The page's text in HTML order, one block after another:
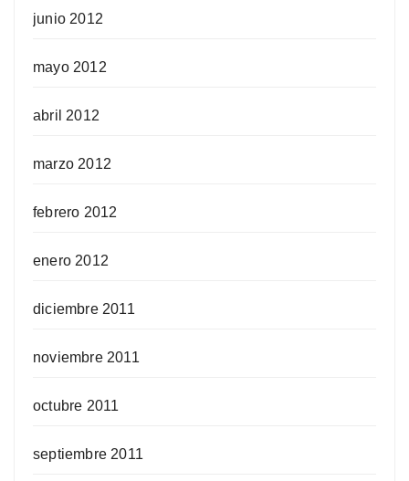
junio 2012
mayo 2012
abril 2012
marzo 2012
febrero 2012
enero 2012
diciembre 2011
noviembre 2011
octubre 2011
septiembre 2011